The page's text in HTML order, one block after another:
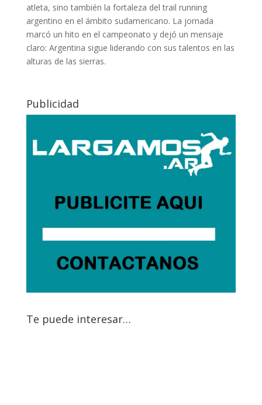
atleta, sino también la fortaleza del trail running
argentino en el ámbito sudamericano. La jornada
marcó un hito en el campeonato y dejó un mensaje
claro: Argentina sigue liderando con sus talentos en las
alturas de las sierras.
Publicidad
Te puede interesar…